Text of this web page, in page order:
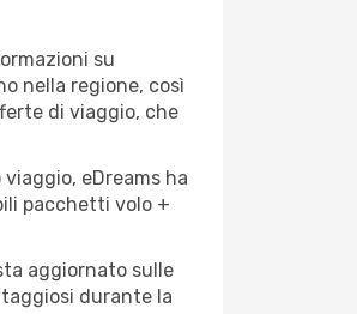
su
nella regione, così
di viaggio, che
eDreams ha
pacchetti volo +
aggiornato sulle
durante la